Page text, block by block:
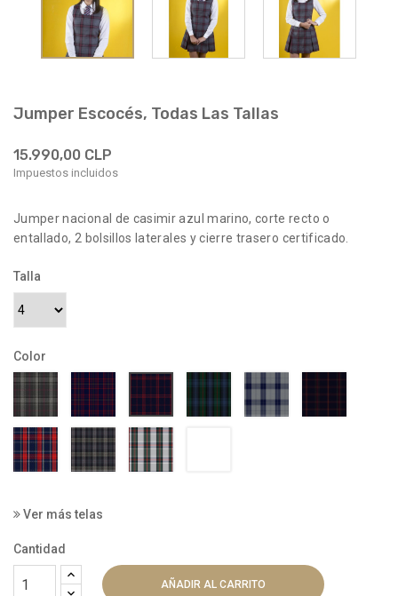
Jumper Escocés, Todas Las Tallas
15.990,00 CLP
Impuestos incluidos
Jumper nacional de casimir azul marino, corte recto o
entallado, 2 bolsillos laterales y cierre trasero certificado.
Talla
Color
012700-
9002
9001 9027 9064
012700-
9092
012700-
9043
012700-
9052
Ver más telas
Cantidad
AÑADIR AL CARRITO